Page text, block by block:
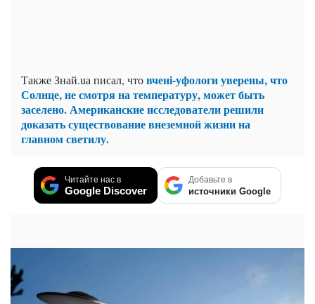
Также Знай.uа писал, чтовчені-уфологи уверены, что
Солнце, не смотря на температуру, может быть
заселено. Американские исследователи решили
доказать существование внеземной жизни на
главном светилу.
Читайте нас в
Google Discover
Добавьте в
источники Google